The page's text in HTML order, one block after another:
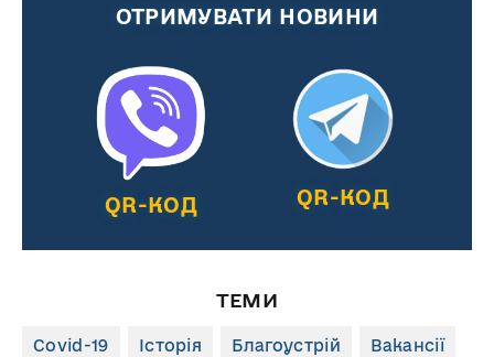
ОТРИМУВАТИ НОВИНИ
QR-КОД QR-КОД
ТЕМИ
Covid-19 Історія Благоустрій Вакансії